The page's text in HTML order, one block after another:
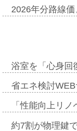
2026年分路線
浴室を「心身回
省エネ検討
「性能向上リ
約7割が物理鍵